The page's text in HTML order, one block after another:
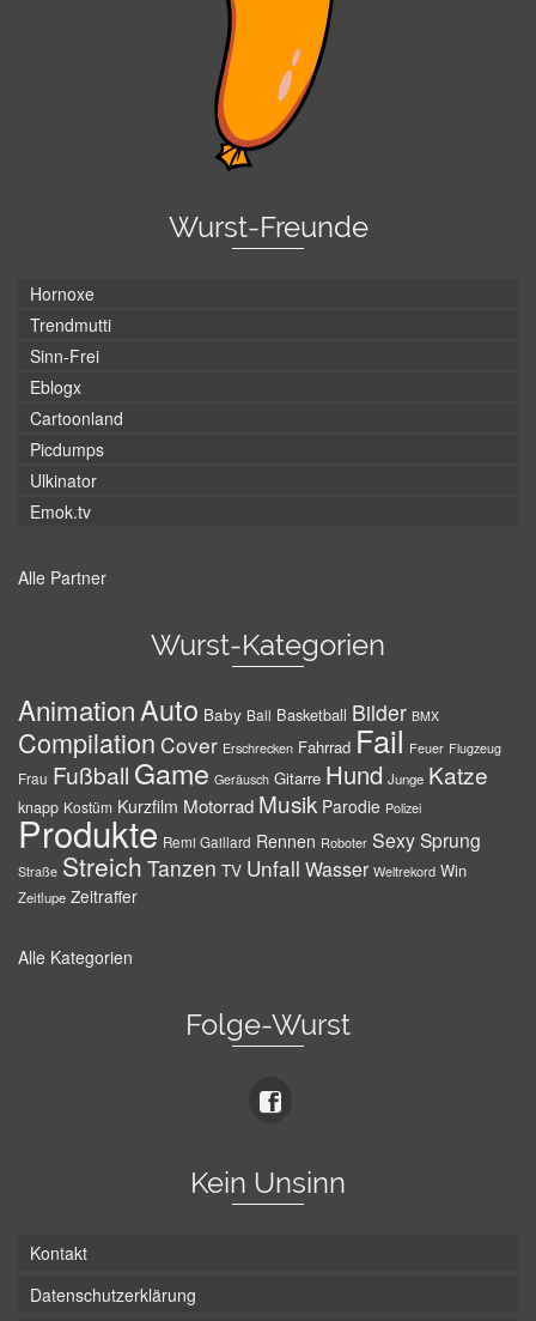
Wurst-Freunde
Hornoxe
Trendmutti
Sinn-Frei
Eblogx
Cartoonland
Picdumps
Ulkinator
Emok.tv
Alle Partner
Wurst-Kategorien
AnimationAuto Baby Ball Basketball Bilder BMX
Compilation Cover Erschrecken Fahrrad Fail Feuer Flugzeug
Frau Fußball Game Geräusch Gitarre Hund Junge Katze
knapp Kostüm Kurzfilm Motorrad Musik Parodie Polizei
Produkte Remi Gaillard Rennen Roboter SexySprung
Straße Streich Tanzen TV Unfall Wasser Weltrekord Win
Zeitlupe Zeitraffer
Alle Kategorien
Folge-Wurst
Kein Unsinn
Kontakt
Datenschutzerklärung